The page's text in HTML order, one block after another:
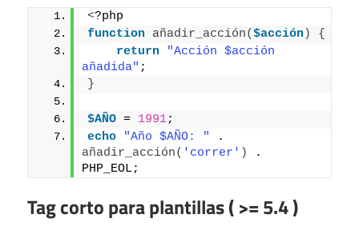
<?php
function añadir_acción($acción)
{
return
"Acción $acción
añadida" ;
}
$AÑO = 1991;
echo
"Año $AÑO: "
añadir_acción( 'correr' )
.
PHP_EOL;
Tag corto para plantillas ( >= 5.4 )